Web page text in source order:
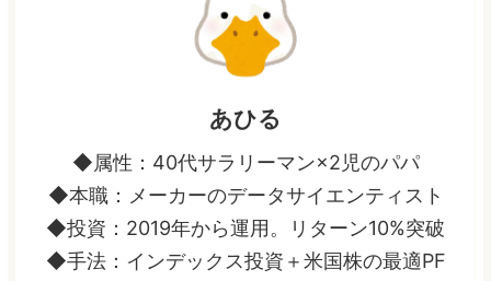
あひる
◆属性：40代サラリーマン×2児のパパ
◆本職：メーカーのデータサイエンティスト
◆投資：2019年から運用。リターン10%突破
◆手法：インデックス投資＋米国株の最適PF